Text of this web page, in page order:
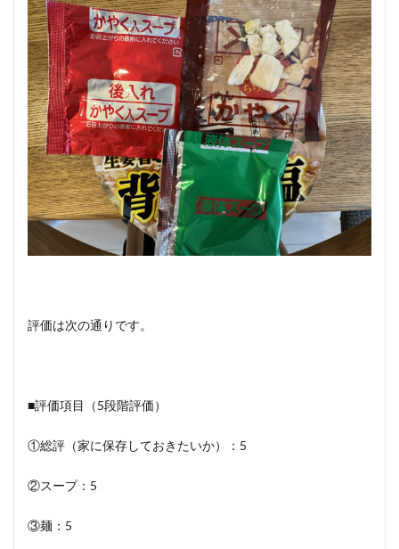
評価は次の通りです。
■評価項目（5段階評価）
①総評（家に保存しておきたいか）：5
②スープ：5
③麺：5